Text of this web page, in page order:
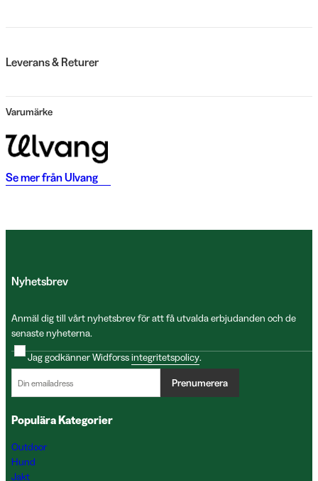
Leverans & Returer
Varumärke
Se mer frånUlvang
Nyhetsbrev
Anmäl dig till vårt nyhetsbrev för att få utvalda erbjudanden och de
senaste nyheterna.
Jag godkänner Widforssintegritetspolicy.
Prenumerera
Populära Kategorier
Outdoor
Hund
Jakt